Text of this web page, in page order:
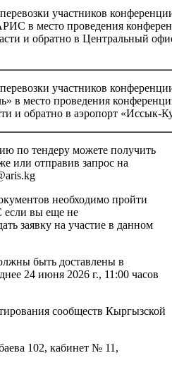
участников
в место проведения
и обратно в Центральный
участников
в место проведения
и обратно в аэропорт «Иссык-
по тендеру можете получить
или отправив запрос на
необходимо пройти
если вы еще не
заявку на участие в данном
быть доставлены в
24 июня 2026 г., 11:00 часов
сообществ Кыргызской
102, кабинет № 11,